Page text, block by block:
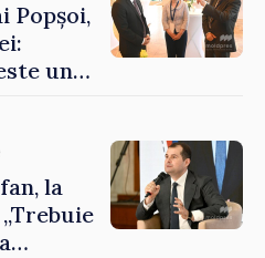
Popșoi,
un
la